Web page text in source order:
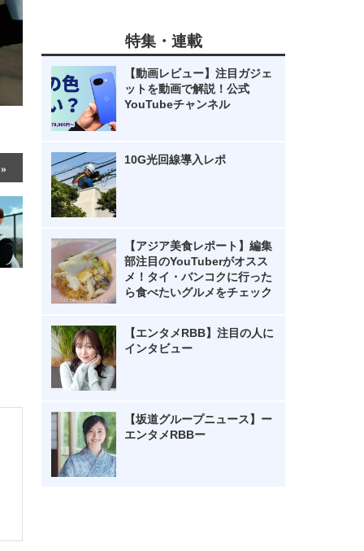
特集・連載
【動画レビュー】注目ガジェ
ットを動画で解説！公式
YouTubeチャンネル
10G光回線導入レポ
【アジア美食レポート】編集
部注目のYouTuberがオスス
メ！タイ・バンコクに行った
ら食べたいグルメをチェック
【エンタメRBB】注目の人に
インタビュー
【坂道グループニュース】ー
エンタメRBBー